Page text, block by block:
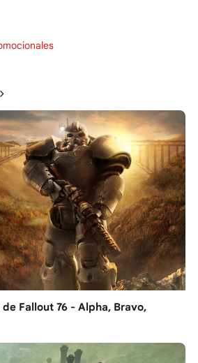
Fallout 76 - Alpha, Bravo,